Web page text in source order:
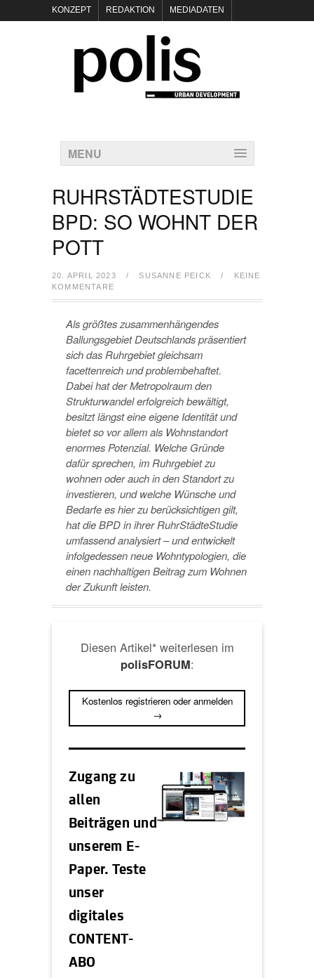
KONZEPT REDAKTION MEDIADATEN
POLIS KEYNOTES
KONTAKT DATENSCHUTZ IMPRESSUM
MENU
RUHRSTÄDTESTUDIE
BPD: SO WOHNT DER
POTT
20. APRIL 2023 / SUSANNE PEICK /
KEINE
KOMMENTARE
Als größtes zusammenhängendes
Ballungsgebiet Deutschlands präsentiert
sich das Ruhrgebiet gleichsam
facettenreich und problembehaftet.
Dabei hat der Metropolraum den
Strukturwandel erfolgreich bewältigt,
besitzt längst eine eigene Identität und
bietet so vor allem als Wohnstandort
enormes Potenzial. Welche Gründe
dafür sprechen, im Ruhrgebiet zu
wohnen oder auch in den Standort zu
investieren, und welche Wünsche und
Bedarfe es hier zu berücksichtigen gilt,
hat die BPD in ihrer RuhrStädteStudie
umfassend analysiert – und entwickelt
infolgedessen neue Wohntypologien, die
einen nachhaltigen Beitrag zum Wohnen
der Zukunft leisten.
Diesen Artikel* weiterlesen im
polisFORUM:
Kostenlos registrieren oder anmelden
→
Zugang zu
allen
Beiträgen und
unserem E-
Paper. Teste
unser
digitales
CONTENT-
ABO